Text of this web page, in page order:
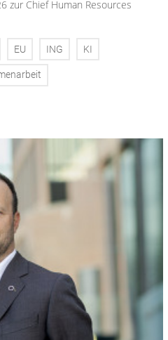
zur Chief Human Resources
EU ING KI